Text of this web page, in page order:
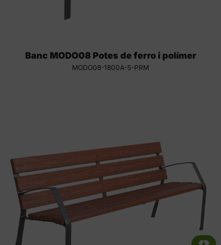
Banc MODO08 Potes de ferro i polímer
MODO08-1800A-5-PRM